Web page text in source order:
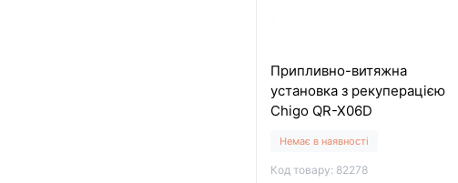
Припливно-витяжна
установка з рекуперацією
Chigo QR-X06D
Немає в наявності
Код товару: 82278